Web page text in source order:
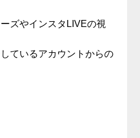
ズやインスタLIVEの視
ているアカウントからの